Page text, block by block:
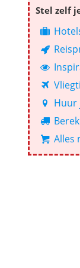
Stel zelf
Huur
Alles